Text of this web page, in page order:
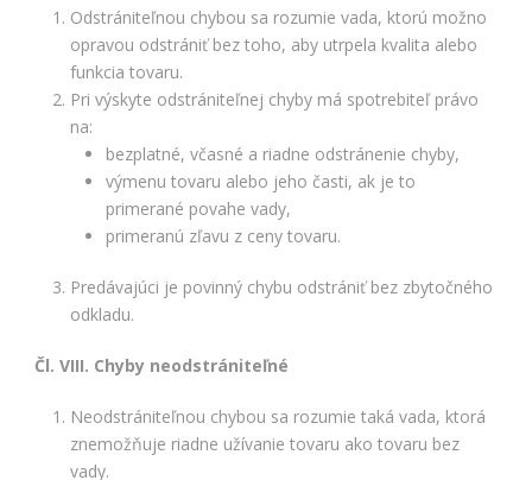
Odstrániteľnou chybou sa rozumie vada, ktorú možno
opravou odstrániť bez toho, aby utrpela kvalita alebo
funkcia tovaru.
Pri výskyte odstrániteľnej chyby má spotrebiteľ právo
na:
bezplatné, včasné a riadne odstránenie chyby,
výmenu tovaru alebo jeho časti, ak je to
primerané povahe vady,
primeranú zľavu z ceny tovaru.
Predávajúci je povinný chybu odstrániť bez zbytočného
odkladu.
Čl. VIII. Chyby neodstrániteľné
Neodstrániteľnou chybou sa rozumie taká vada, ktorá
znemožňuje riadne užívanie tovaru ako tovaru bez
vady.